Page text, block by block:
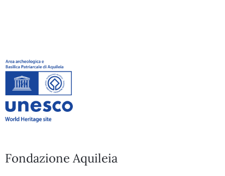
Fondazione Aquileia